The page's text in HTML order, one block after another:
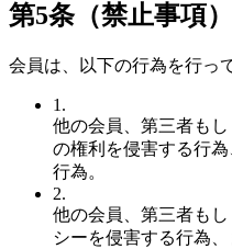
第5条（禁止事項）
会員は、以下の行為を行っ
1.
他の会員、第三者も
の権利を侵害する行
行為。
2.
他の会員、第三者も
シーを侵害する行為